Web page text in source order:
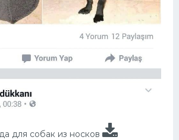
для собак из носков